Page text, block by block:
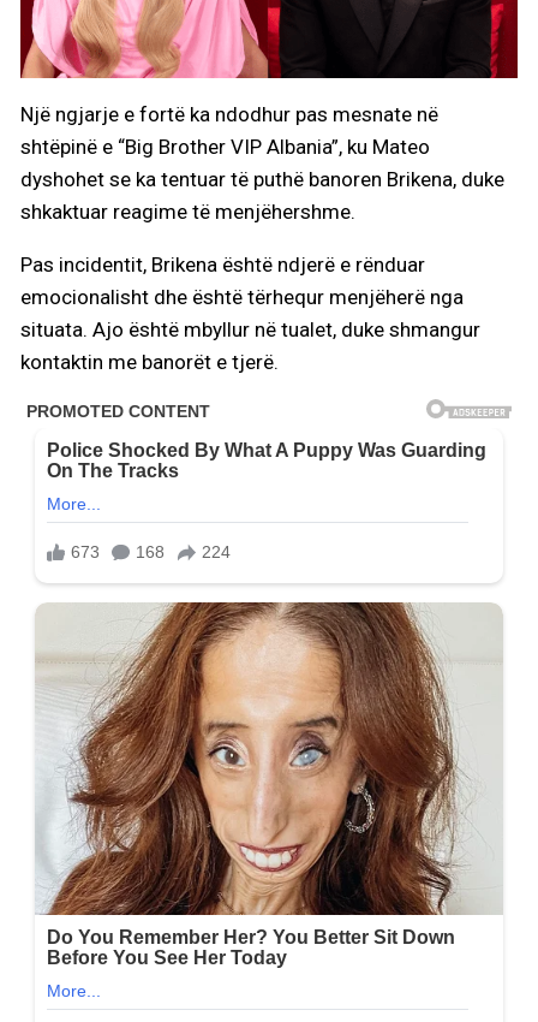
Një ngjarje e fortë ka ndodhur pas mesnate në
shtëpinë e “Big Brother VIP Albania”, ku Mateo
dyshohet se ka tentuar të puthë banoren Brikena, duke
shkaktuar reagime të menjëhershme.
Pas incidentit, Brikena është ndjerë e rënduar
emocionalisht dhe është tërhequr menjëherë nga
situata. Ajo është mbyllur në tualet, duke shmangur
kontaktin me banorët e tjerë.